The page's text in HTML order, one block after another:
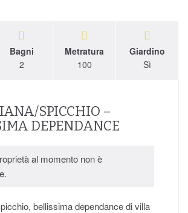
Bagni
2
Metratura
100
Giardino
Sì
SPICCHIO –
DEPENDANCE
al momento non è
bellissima dependance di villa